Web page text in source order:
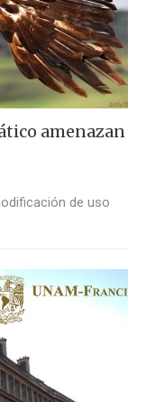
amenazan
de uso